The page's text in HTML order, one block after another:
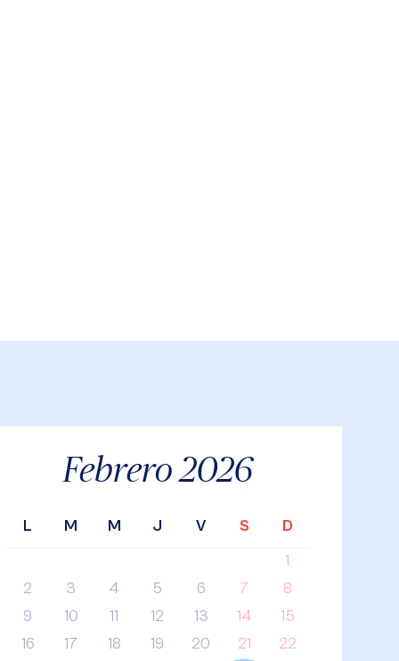
Febrero2026
L M M J V S
D
1
2
3 4 5 6 7
8
9
10 11 12 13 14
15
16
17 18 19 20 21
22